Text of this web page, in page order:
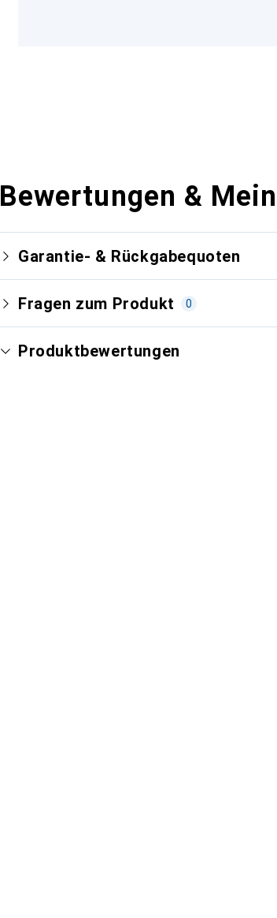
Bewertungen &
Garantie- & Rückgabequoten
Fragen zum Produkt 0
Produktbewertungen